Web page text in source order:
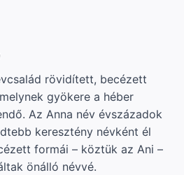
rövidített, becézett
gyökere a héber
Az Anna név évszázadok
keresztény névként él
formái – köztük az Ani –
önálló névvé.